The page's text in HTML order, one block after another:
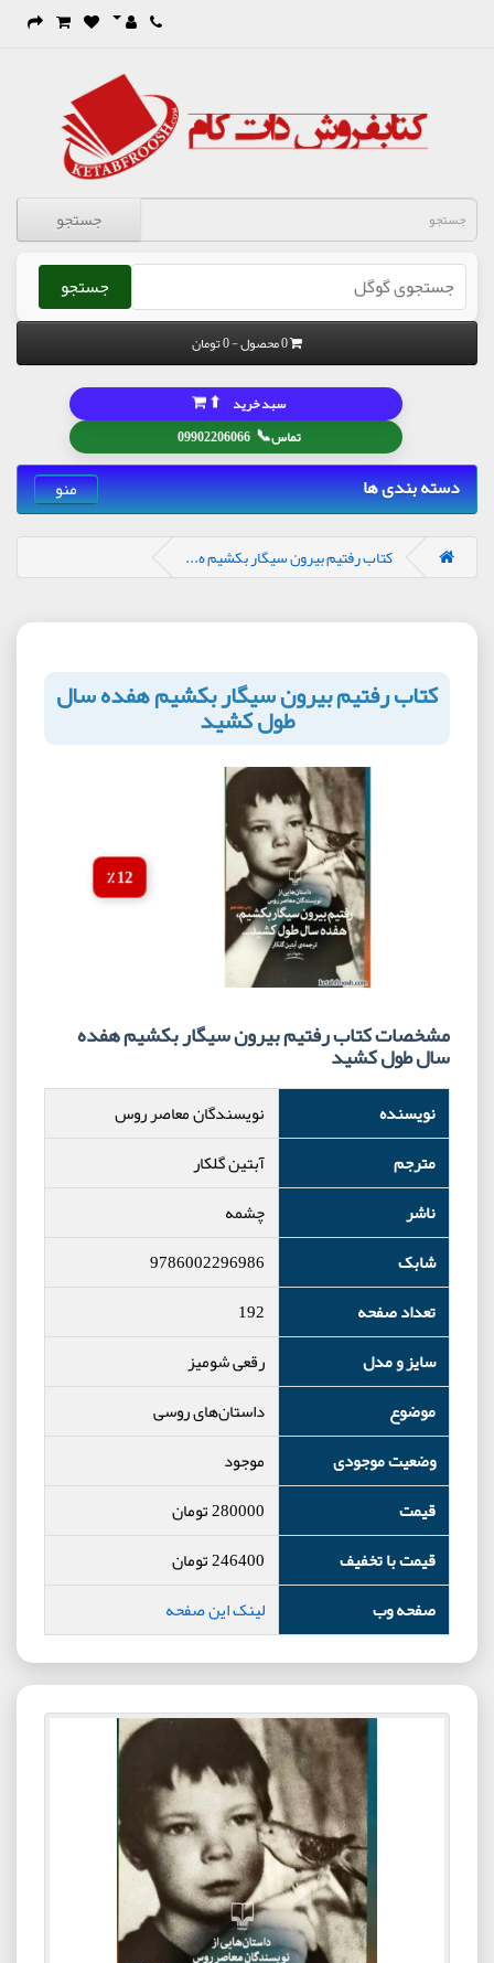
جستجو
جستجو
0 محصول - 0 تومان
تماس📞
09902206066
سبد خرید ⬆
دسته بندی ها منو
کتاب رفتیم بیرون سیگار بکشیم ه...
کتاب رفتیم بیرون سیگار بکشیم هفده سال
طول کشید
12 ٪
مشخصات کتاب رفتیم بیرون سیگار بکشیم هفده
سال طول کشید
نویسنده
نویسندگان معاصر روس
مترجم
آبتین گلکار
ناشر
چشمه
شابک
9786002296986
تعداد صفحه
192
سایز و مدل
رقعی شومیز
موضوع
داستان‌های روسی
وضعیت موجودی
موجود
قیمت
280000تومان
قیمت با تخفیف
246400تومان
صفحه وب
لینک این صفحه